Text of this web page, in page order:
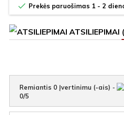
 Prekės paruošimas 1 - 2
ATSILIEPIMAI
Remiantis 0 Įvertinimu (-ais) -
0/5